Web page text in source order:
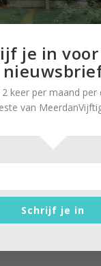
van het
|5 oktober 2025| 0
zijn verjaardag
je in voor
keer per maand per
van
Schrijf je in